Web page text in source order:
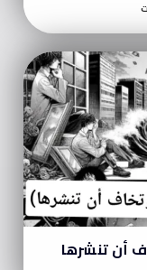
تنشرها